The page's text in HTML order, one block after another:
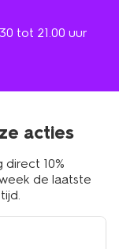
tot 21.00 uur
acties
10%
de laatste